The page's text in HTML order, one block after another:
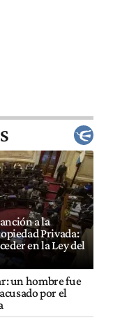
a la
Privada:
en la Ley del
un hombre fue
por el